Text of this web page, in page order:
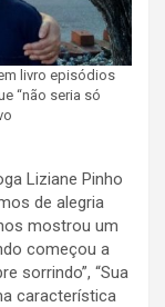
livro episódios
“não seria só
Liziane Pinho
de alegria
mostrou um
começou a
sorrindo”, “Sua
característica